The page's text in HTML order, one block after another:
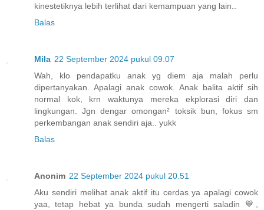
kinestetiknya lebih terlihat dari kemampuan yang lain..
Balas
Mila 22 September 2024 pukul 09.07
Wah, klo pendapatku anak yg diem aja malah perlu
dipertanyakan. Apalagi anak cowok. Anak balita aktif sih
normal kok, krn waktunya mereka ekplorasi diri dan
lingkungan. Jgn dengar omongan² toksik bun, fokus sm
perkembangan anak sendiri aja.. yukk
Balas
Anonim 22 September 2024 pukul 20.51
Aku sendiri melihat anak aktif itu cerdas ya apalagi cowok
yaa, tetap hebat ya bunda sudah mengerti saladin 💙,